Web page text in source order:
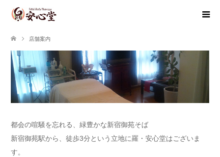
店舗案内
都会の喧騒を忘れる、緑豊かな新宿御苑そば
新宿御苑駅から、徒歩3分という立地に羅・安心堂はございま
す。